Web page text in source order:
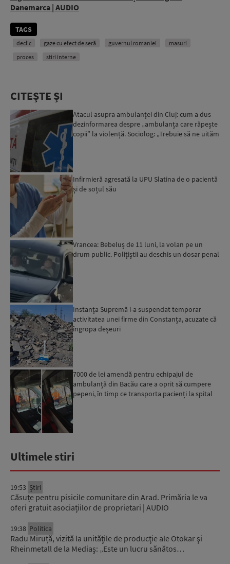
Danemarca | AUDIO
TAGS
declic gaze cu efect de seră guvernul romaniei
masuri
proces
stiri interne
CITEȘTE ȘI
Atacul asupra ambulanței din Cluj: cum a dus
dezinformarea despre „ambulanța care răpește
copii” la violență. Sociolog: „Trebuie să ne uităm
Infirmieră agresată la UPU Slatina de o pacientă
și de soțul său
Vrancea: Bebeluș de 11 luni, la volan pe un
drum public. Polițiștii au deschis un dosar penal
Instanța Supremă i-a suspendat temporar
activitatea unei firme din Constanța, acuzate că
îngropa deșeuri
7000 de lei amendă pentru echipajul de
ambulanță din Bacău care a oprit să cumpere
pepeni, în timp ce transporta pacienți la spital
Ultimele stiri
19:53 Știri
Căsuțe pentru pisicile comunitare din Arad. Primăria le va
oferi gratuit asociațiilor de proprietari | AUDIO
19:38 Politica
Radu Miruță, vizită la unităţile de producţie ale Otokar şi
Rheinmetall de la Mediaș: „Este un lucru sănătos…